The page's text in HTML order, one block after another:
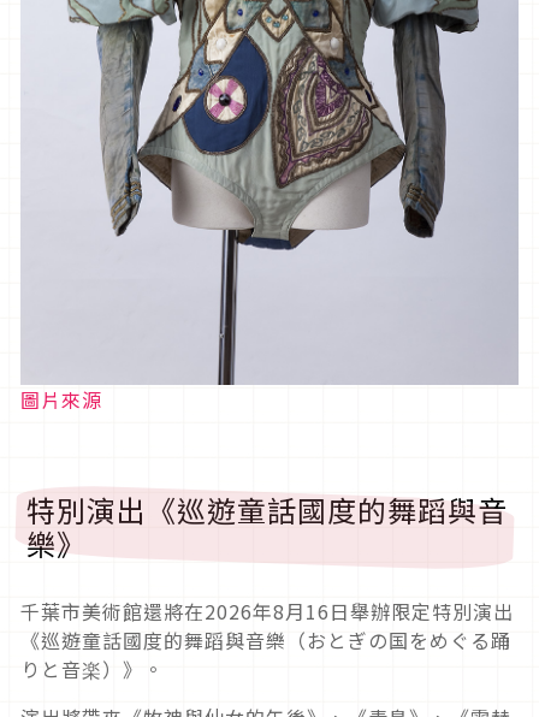
圖片來源
特別演出《巡遊童話國度的舞蹈與音
樂》
千葉市美術館還將在2026年8月16日舉辦限定特別演出
《巡遊童話國度的舞蹈與音樂（おとぎの国をめぐる踊
りと音楽）》。